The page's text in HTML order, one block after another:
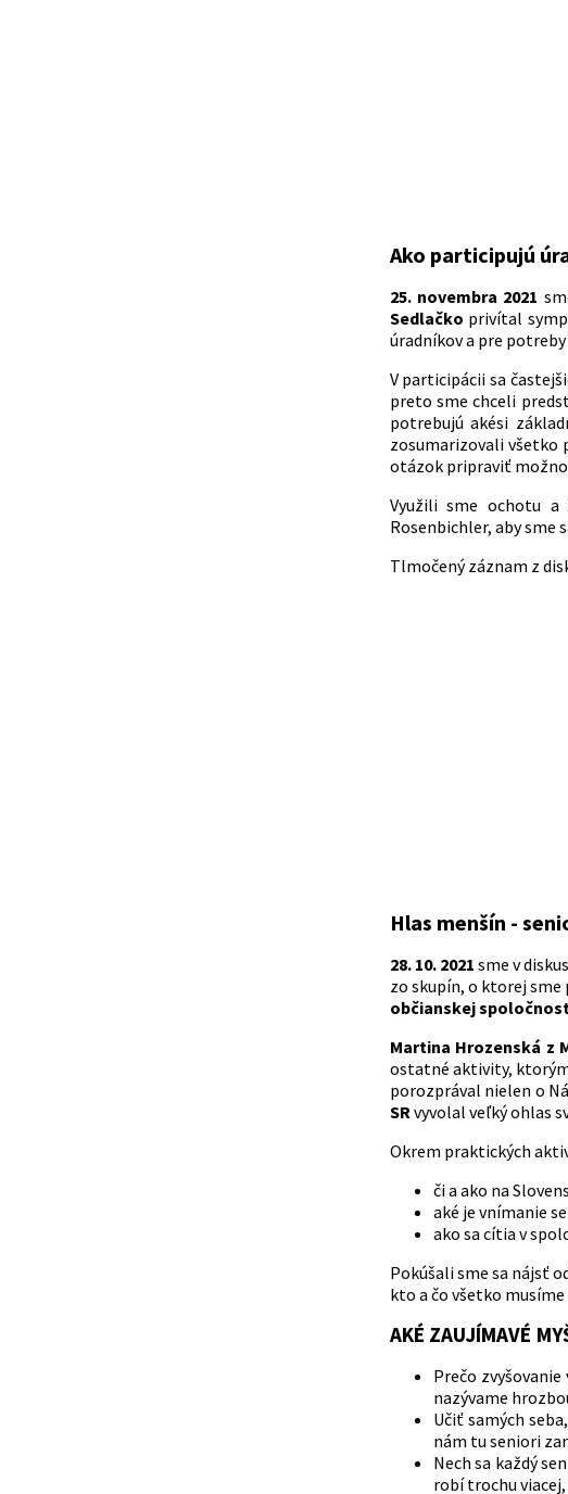
Ako participujú
25. novembra 2021
Sedlačko privítal
úradníkov a pre
V participácii sa
preto sme chceli
potrebujú akési
zosumarizovali všetko
otázok pripraviť možno
Využili sme ochotu a
Rosenbichler, aby sme
Tlmočený záznam z
Hlas menšín -
28. 10. 2021 sme v
zo skupín, o ktorej sme
občianskej
Martina Hrozenská z
ostatné aktivity,
porozprával nielen o
SRvyvolal veľký ohlas
Okrem praktických
či a ako na
aké je vnímanie
ako sa cítia v
Pokúšali sme sa nájsť
kto a čo všetko
AKÉ ZAUJÍMAVÉ
Prečo
nazývame
Učiť samých
nám tu seniori
Nech sa každý
robí trochu